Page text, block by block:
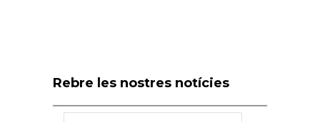
Rebre les nostres notícies